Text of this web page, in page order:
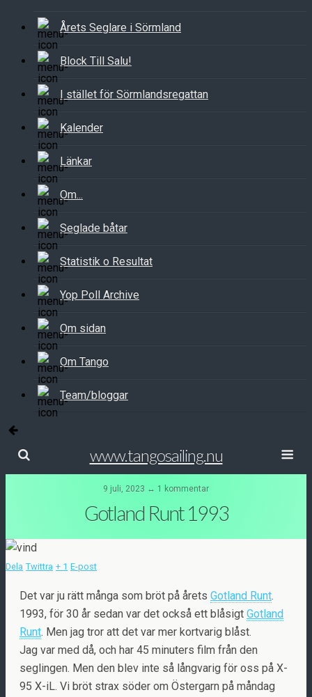
Årets Seglare i Sörmland
Block Till Salu!
I stället för Sörmlandsregattan
Kalender
Länkar
Om...
Seglade båtar
Statistik o Resultat
Yop Poll Archive
Om sidan
Om Tango
Team/bloggar
www.tangosailing.nu
9 juli, 2023 ↔ 1 kommentar
Gotland Runt 1993
Dela Twittra + 1 E-post
Det var ju rätt många som bröt på årets Gotland Runt.
1993, för 30 år sedan var det också ett blåsigt Gotland
Runt. Men jag tror att det var mer kortvarig blåst.
Jag var med då, och har 45 minuters film från den
seglingen. Men den blev inte så långvarig för oss på X-
95 X-iL. Vi bröt strax söder om Östergarn på måndag